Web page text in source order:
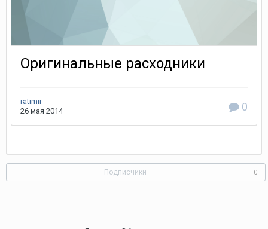
Оригинальные расходники
ratimir
26 мая 2014
0
Подписчики 0